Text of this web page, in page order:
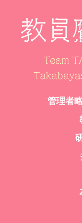
教員
Team
管理者